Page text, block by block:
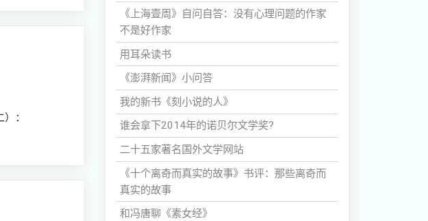
：
《上海壹周》自问自答：没有心理问题的作家
不是好作家
用耳朵读书
《澎湃新闻》小问答
我的新书《刻小说的人》
谁会拿下2014年的诺贝尔文学奖?
二十五家著名国外文学网站
《十个离奇而真实的故事》书评：那些离奇而
真实的故事
和冯唐聊《素女经》